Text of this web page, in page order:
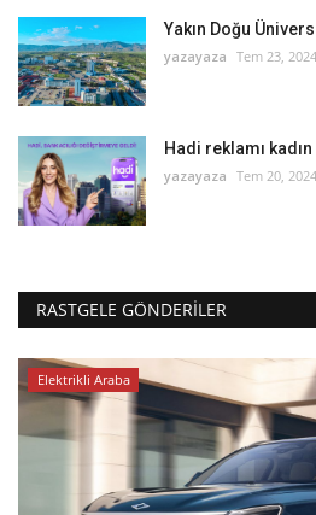
Yakın Doğu
yazayaza Tem 23, 2024
Hadi reklamı
yazayaza Tem 20, 2024
RASTGELE GÖNDERILER
Elektrikli Araba